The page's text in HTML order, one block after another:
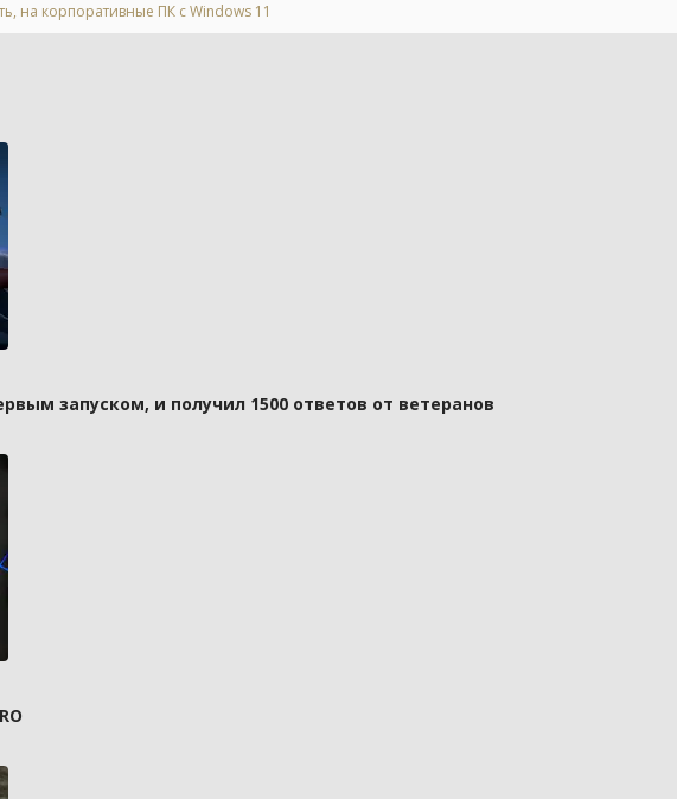
на корпоративные ПК с Windows 11
запуском, и получил 1500 ответов от ветеранов